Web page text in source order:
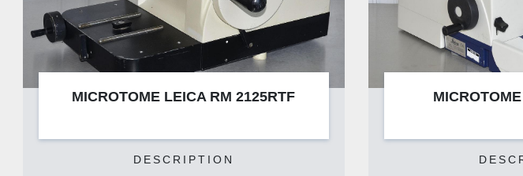
LEICA RM 2125RTF MICROTOME LEICA RM2235